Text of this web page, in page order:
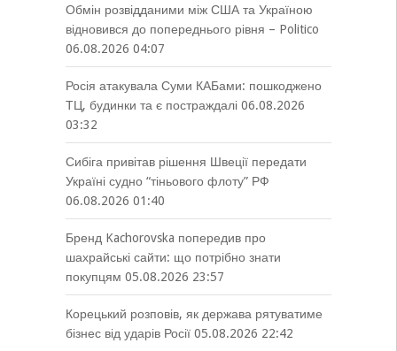
Обмін розвідданими між США та Україною
відновився до попереднього рівня – Politico
06.08.2026 04:07
Росія атакувала Суми КАБами: пошкоджено
ТЦ, будинки та є постраждалі 06.08.2026
03:32
Сибіга привітав рішення Швеції передати
Україні судно “тіньового флоту” РФ
06.08.2026 01:40
Бренд Kachorovska попередив про
шахрайські сайти: що потрібно знати
покупцям 05.08.2026 23:57
Корецький розповів, як держава рятуватиме
бізнес від ударів Росії 05.08.2026 22:42